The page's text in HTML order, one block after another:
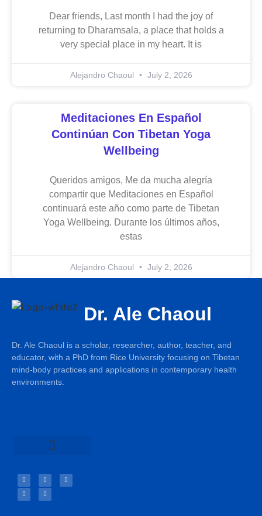
Dear friends, Last month I had the joy of
returning to Dharamsala, a place that holds a
very special place in my heart. It is
Alejandro Chaoul July 2, 2026
Meditaciones En Español
Continúan Con Tibetan Yoga
Wellbeing
Queridos amigos, Me da mucha alegría
compartir que Meditaciones en Español
continuará este año como parte de Tibetan
Yoga Wellbeing. Durante los últimos años,
estas
Alejandro Chaoul July 2, 2026
Dr. Ale Chaoul
Dr. Ale Chaoul is a scholar, researcher, author, teacher, and
educator, with a PhD from Rice University focusing on Tibetan
mind-body practices and applications in contemporary health
environments.